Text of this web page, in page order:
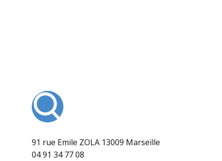
91 rue Emile ZOLA 13009 Marseille
04 91 34 77 08